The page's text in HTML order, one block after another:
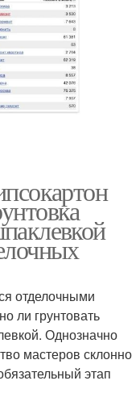
отделочными
ли грунтовать
Однозначно
мастеров склонно
этап